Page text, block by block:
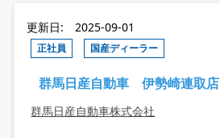
更新日: 2025-09-01
正社員 国産ディーラー
群馬日産自動車 伊勢崎連取店
群馬日産自動車株式会社